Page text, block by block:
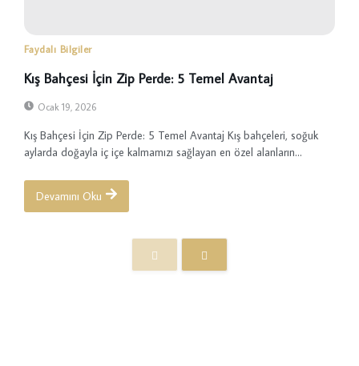
Faydalı Bilgiler
Kış Bahçesi İçin Zip Perde: 5 Temel Avantaj
Ocak 19, 2026
Kış Bahçesi İçin Zip Perde: 5 Temel Avantaj Kış bahçeleri, soğuk
aylarda doğayla iç içe kalmamızı sağlayan en özel alanların...
Devamını Oku